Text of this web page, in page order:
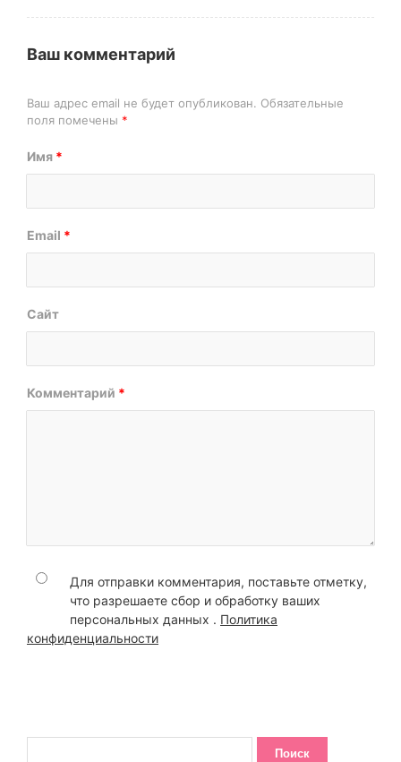
Ваш комментарий
Ваш адрес email не будет опубликован. Обязательные
поля помечены *
Имя *
Email *
Сайт
Комментарий *
Для отправки комментария, поставьте отметку,
что разрешаете сбор и обработку ваших
персональных данных . Политика
конфиденциальности